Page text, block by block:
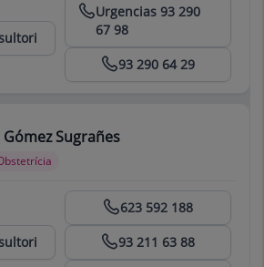
Urgencias 93 290
67 98
93 290 64 29
Sugrañes
623 592 188
93 211 63 88